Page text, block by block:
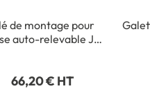
de montage pour
auto-relevable J11,
66,20 € HT